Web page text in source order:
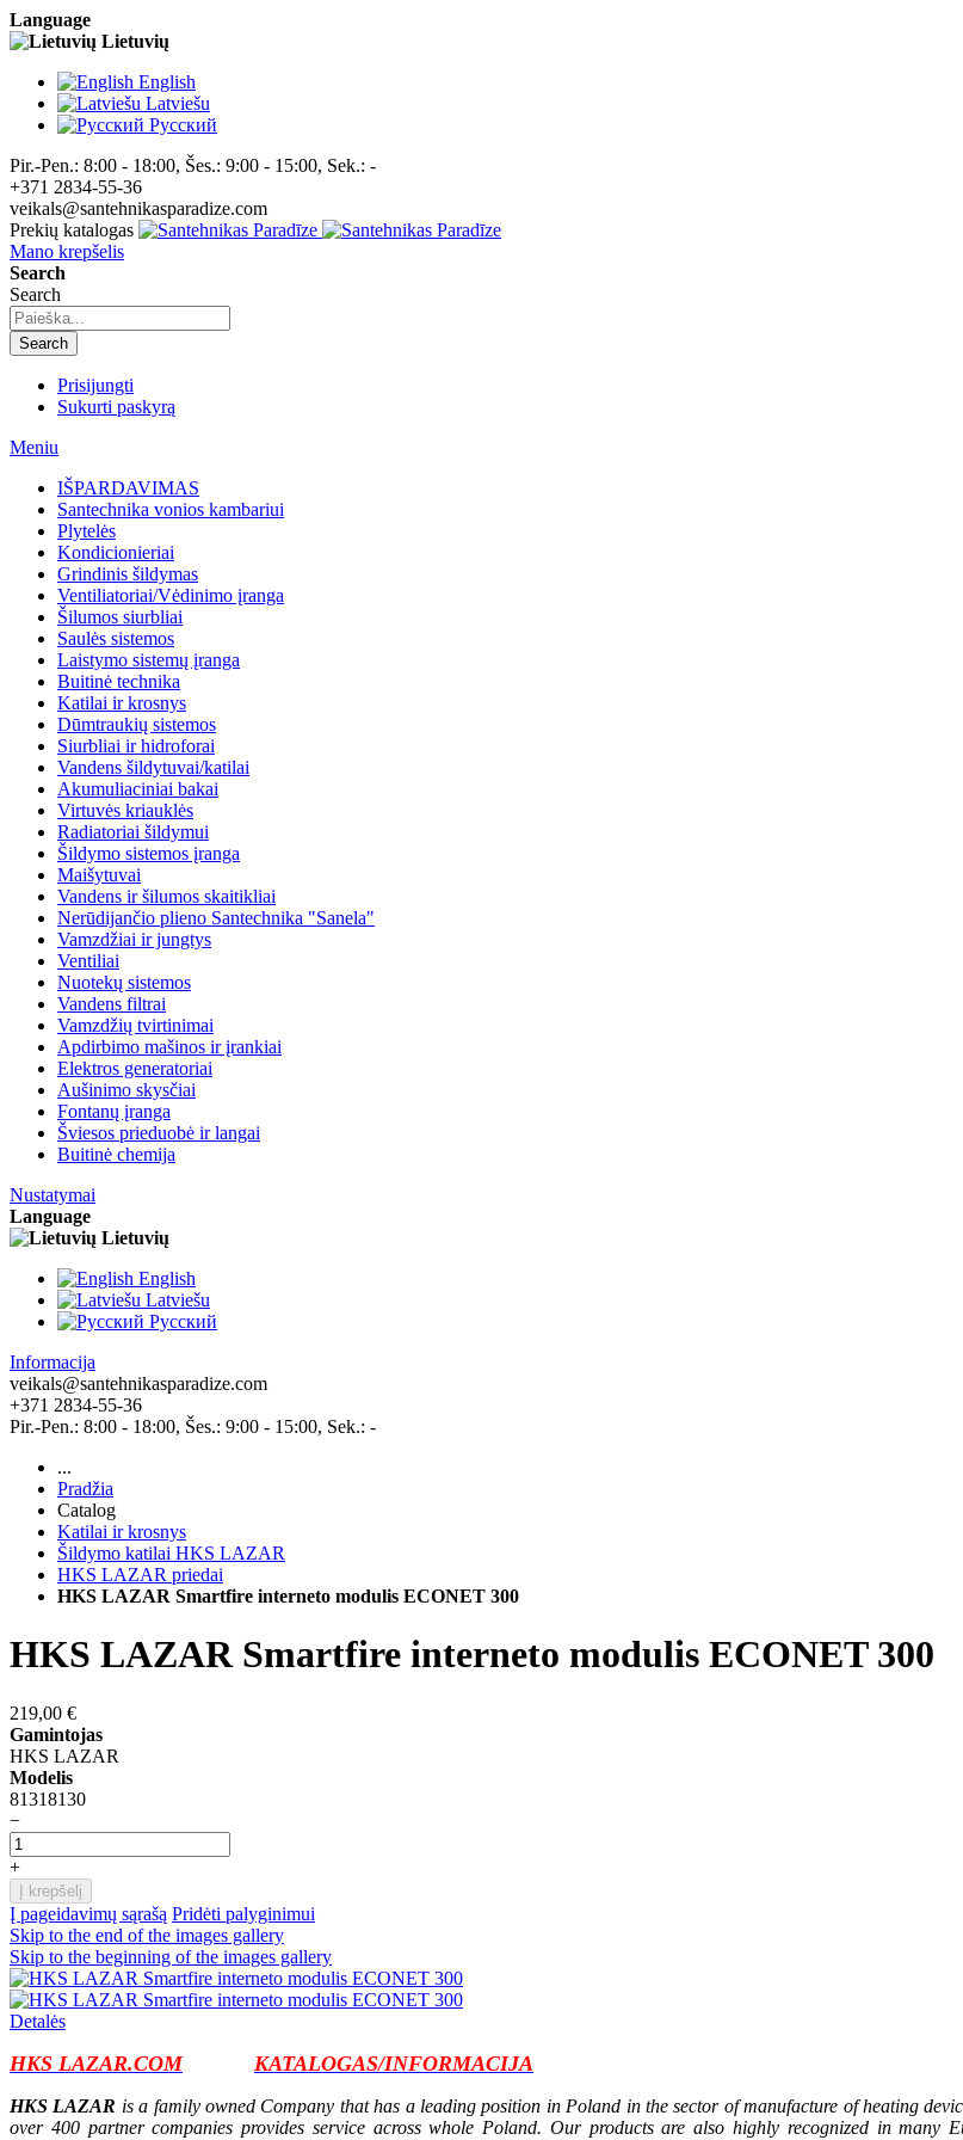
Language
Lietuvių
English
Latviešu
Pусский
Pir.-Pen.: 8:00 - 18:00, Šes.: 9:00 - 15:00, Sek.: -
+371 2834-55-36
veikals@santehnikasparadize.com
Prekių katalogas
Mano krepšelis
Search
Search
Search
Prisijungti
Sukurti paskyrą
Meniu
IŠPARDAVIMAS
Santechnika vonios kambariui
Plytelės
Kondicionieriai
Grindinis šildymas
Ventiliatoriai/Vėdinimo įranga
Šilumos siurbliai
Saulės sistemos
Laistymo sistemų įranga
Buitinė technika
Katilai ir krosnys
Dūmtraukių sistemos
Siurbliai ir hidroforai
Vandens šildytuvai/katilai
Akumuliaciniai bakai
Virtuvės kriauklės
Radiatoriai šildymui
Šildymo sistemos įranga
Maišytuvai
Vandens ir šilumos skaitikliai
Nerūdijančio plieno Santechnika "Sanela"
Vamzdžiai ir jungtys
Ventiliai
Nuotekų sistemos
Vandens filtrai
Vamzdžių tvirtinimai
Apdirbimo mašinos ir įrankiai
Elektros generatoriai
Aušinimo skysčiai
Fontanų įranga
Šviesos prieduobė ir langai
Buitinė chemija
Nustatymai
Language
Lietuvių
English
Latviešu
Pусский
Informacija
veikals@santehnikasparadize.com
+371 2834-55-36
Pir.-Pen.: 8:00 - 18:00, Šes.: 9:00 - 15:00, Sek.: -
...
Pradžia
Catalog
Katilai ir krosnys
Šildymo katilai HKS LAZAR
HKS LAZAR priedai
HKS LAZAR Smartfire interneto modulis ECONET 300
HKS LAZAR Smartfire interneto modulis ECONET 300
219,00 €
Gamintojas
HKS LAZAR
Modelis
81318130
−
+
Į krepšelį
Į pageidavimų sąrašą Pridėti palyginimui
Skip to the end of the images gallery
Skip to the beginning of the images gallery
Detalės
HKS LAZAR.COM KATALOGAS/INFORMACIJA
HKS LAZAR is a family owned Company that has a leading position in Poland in the sector of manufacture of heating
over 400 partner companies provides service across whole Poland. Our products are also highly recognized in many